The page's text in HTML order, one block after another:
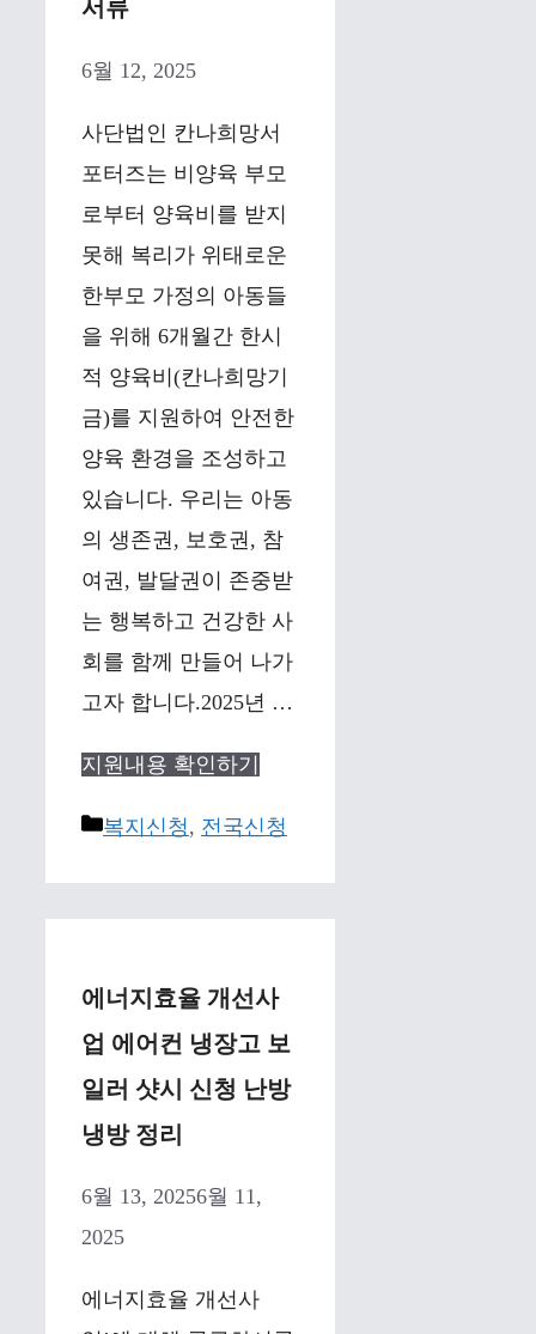
서류
6월 12, 2025
사단법인 칸나희망서
포터즈는 비양육 부모
로부터 양육비를 받지
못해 복리가 위태로운
한부모 가정의 아동들
을 위해 6개월간 한시
적 양육비(칸나희망기
금)를 지원하여 안전한
양육 환경을 조성하고
있습니다. 우리는 아동
의 생존권, 보호권, 참
여권, 발달권이 존중받
는 행복하고 건강한 사
회를 함께 만들어 나가
고자 합니다.2025년 …
지원내용 확인하기
Categories
복지신청, 전국신청
에너지효율 개선사
업 에어컨 냉장고 보
일러 샷시 신청 난방
냉방 정리
6월 13, 20256월 11,
2025
에너지효율 개선사